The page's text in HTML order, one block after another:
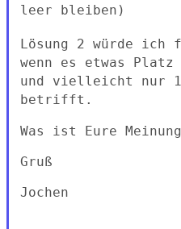
leer bleiben)
Lösung 2 würde
wenn es etwas Platz
und vielleicht nur
betrifft.
Was ist Eure
Gruß
Jochen